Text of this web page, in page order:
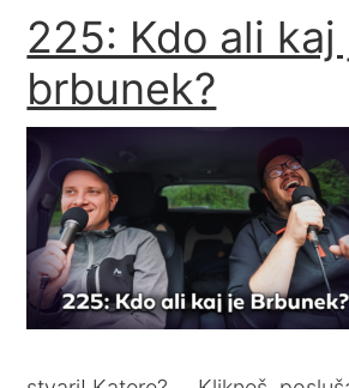
225: Kdo ali kaj
brbunek?